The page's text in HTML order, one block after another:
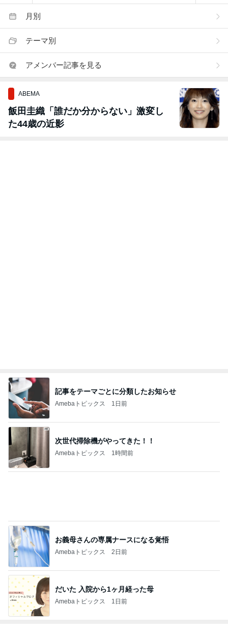
月別
テーマ別
アメンバー記事を見る
ABEMA
飯田圭織「誰だか分からない」激変し
た44歳の近影
記事をテーマごとに分類したお知らせ
Amebaトピックス 1日前
次世代掃除機がやってきた！！
Amebaトピックス 1時間前
お義母さんの専属ナースになる覚悟
Amebaトピックス 2日前
だいた 入院から1ヶ月経った母
Amebaトピックス 1日前